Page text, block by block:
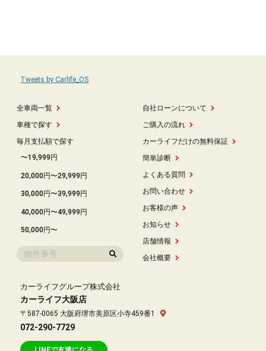
全車両一覧
車種で探す
毎月支払額で探す
〜19,999円
20,000円〜29,999円
30,000円〜39,999円
40,000円〜49,999円
50,000円〜
自社ローンについて
ご購入の流れ
カーライフだけの無料保証
簡単診断
よくある質問
お問い合わせ
お客様の声
お知らせ
店舗情報
会社概要
Tweets by Carlife_OS
カーライフグループ株式会社
カーライフ大阪店
〒587-0065 大阪府堺市美原区小寺459番1
072-290-7729